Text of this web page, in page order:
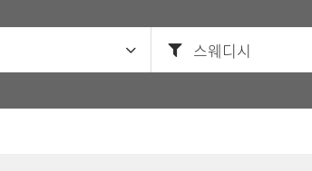
스웨디시